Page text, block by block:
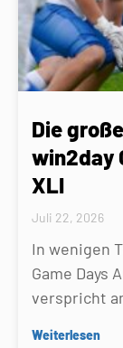
Die
win2day
XLI
Juli 22, 2026
In wenigen
Game Days
verspricht
Weiterlesen